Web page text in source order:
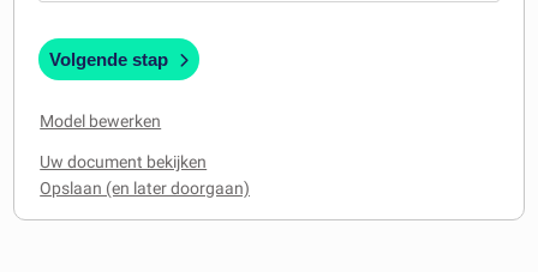
Volgende stap
Model bewerken
Uw document bekijken